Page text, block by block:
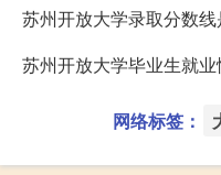
苏州开放大学录取分数线
苏州开放大学毕业生就业
网络标签：